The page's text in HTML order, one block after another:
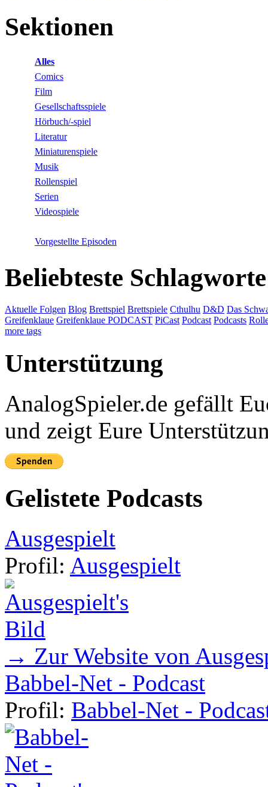
Sektionen
Alles
Comics
Film
Gesellschaftsspiele
Hörbuch/-spiel
Literatur
Miniaturenspiele
Musik
Rollenspiel
Serien
Videospiele
Vorgestellte Episoden
Beliebteste Schlagworte
Aktuelle Folgen Blog Brettspiel Brettspiele Cthulhu D&D Das
Greifenklaue Greifenklaue PODCAST PiCast Podcast Podcasts
more tags
Unterstützung
AnalogSpieler.de gefällt
und zeigt Eure
Gelistete Podcasts
Ausgespielt
Profil: Ausgespielt
→ Zur Website von
Babbel-Net - Podcast
Profil: Babbel-Net -